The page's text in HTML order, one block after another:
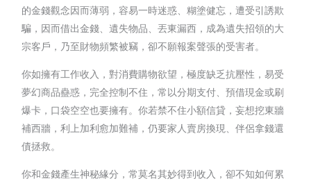
的金錢觀念因而薄弱，容易一時迷惑、糊塗健忘，遭受引誘欺
騙，因而借出金錢、遺失物品、丟東漏西，成為遺失招領的大
宗客戶，乃至財物頻繁被竊，卻不願報案聲張的受害者。
你如擁有工作收入，對消費購物欲望，極度缺乏抗壓性，易受
夢幻商品蠱惑，完全控制不住，常以分期支付、預借現金或刷
爆卡，口袋空空也要擁有。你若禁不住小額信貸，妄想挖東牆
補西牆，利上加利愈加難補，仍要家人賣房換現、伴侶拿錢還
債拯救。
你和金錢產生神秘緣分，常莫名其妙得到收入，卻不知如何累